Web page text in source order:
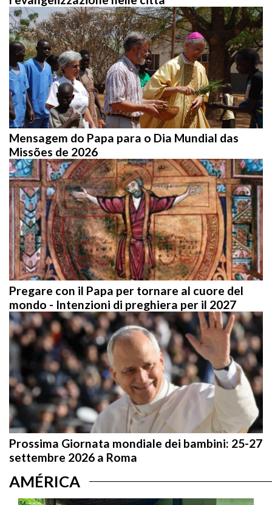
Mensagem do Papa para o Dia Mundial das
Missões de 2026
Pregare con il Papa per tornare al cuore del
mondo - Intenzioni di preghiera per il 2027
Prossima Giornata mondiale dei bambini: 25-27
settembre 2026 a Roma
AMÉRICA